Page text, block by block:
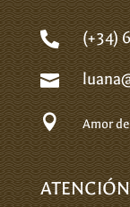
 (+34)

 Amor